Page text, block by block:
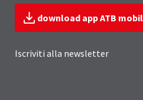
download app ATB
Iscriviti alla newsletter